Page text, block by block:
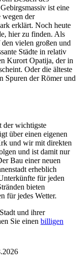
ist eine
der
erklärt. Noch heute
hier zu finden. Als
vielen großen und
Städte in relativ
Kurort Opatija, der in
Oder die älteste
Spuren der Römer und
der wichtigste
über einen eigenen
und wir mit direkten
und ist damit nur
Bau einer neuen
erheblich
für jeden
bieten
für jedes Wetter.
und ihrer
Sie einen billigen